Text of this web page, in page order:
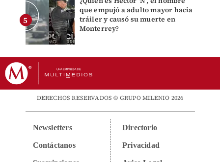
que empujó a adulto mayor hacia
tráiler y causó su muerte en
Monterrey?
DERECHOS RESERVADOS © GRUPO MILENIO 2026
Newsletters
Contáctanos
Directorio
Privacidad